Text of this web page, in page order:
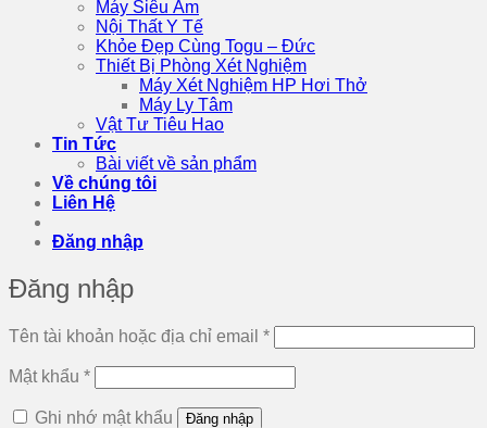
Máy Siêu Âm
Nội Thất Y Tế
Khỏe Đẹp Cùng Togu – Đức
Thiết Bị Phòng Xét Nghiệm
Máy Xét Nghiệm HP Hơi Thở
Máy Ly Tâm
Vật Tư Tiêu Hao
Tin Tức
Bài viết về sản phẩm
Về chúng tôi
Liên Hệ
Đăng nhập
Đăng nhập
Tên tài khoản hoặc địa chỉ email *Bắt
buộc
Mật khẩu *Bắt
buộc
Ghi nhớ mật khẩu
Đăng nhập